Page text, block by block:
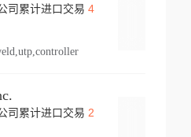
司累计进口交易 4
司累计进口交易 2